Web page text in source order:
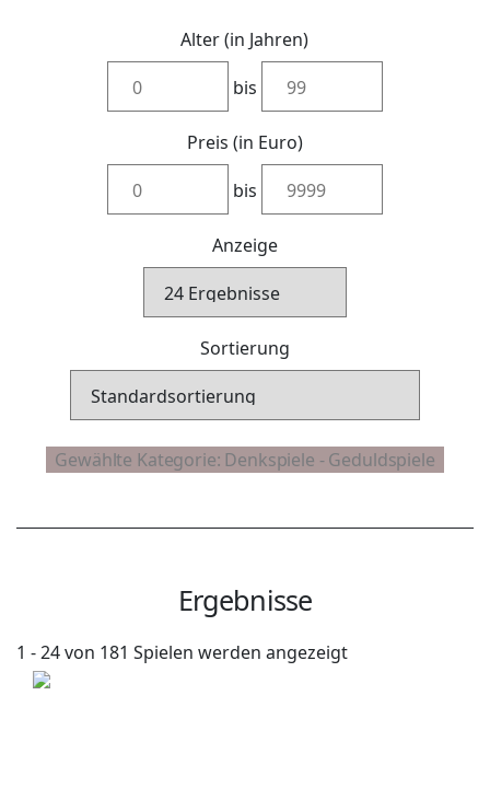
Alter (in Jahren)
bis
Preis (in Euro)
bis
Anzeige
Sortierung
Ergebnisse
1 - 24 von 181 Spielen werden angezeigt